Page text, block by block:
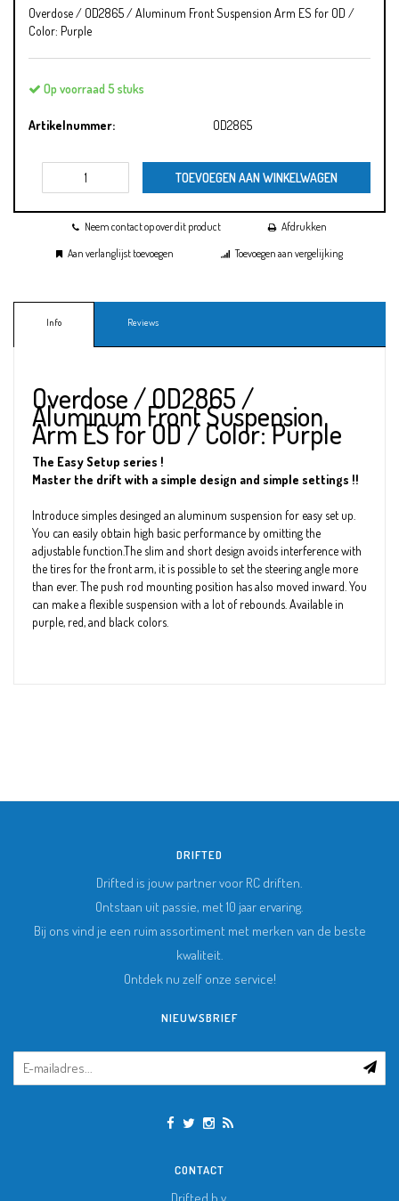
Overdose / OD2865 / Aluminum Front Suspension Arm ES for OD /
Color: Purple
Op voorraad 5 stuks
Artikelnummer: OD2865
TOEVOEGEN AAN WINKELWAGEN
Neem contact op over dit product
Afdrukken
Aan verlanglijst toevoegen
Toevoegen aan vergelijking
Info Reviews
Overdose / OD2865 /
Aluminum Front Suspension
Arm ES for OD / Color: Purple
The Easy Setup series !
Master the drift with a simple design and simple settings !!
Introduce simples desinged an aluminum suspension for easy set up.
You can easily obtain high basic performance by omitting the
adjustable function.The slim and short design avoids interference with
the tires for the front arm, it is possible to set the steering angle more
than ever. The push rod mounting position has also moved inward. You
can make a flexible suspension with a lot of rebounds. Available in
purple, red, and black colors.
DRIFTED
Drifted is jouw partner voor RC driften.
Ontstaan uit passie, met 10 jaar ervaring.
Bij ons vind je een ruim assortiment met merken van de beste
kwaliteit.
Ontdek nu zelf onze service!
NIEUWSBRIEF
CONTACT